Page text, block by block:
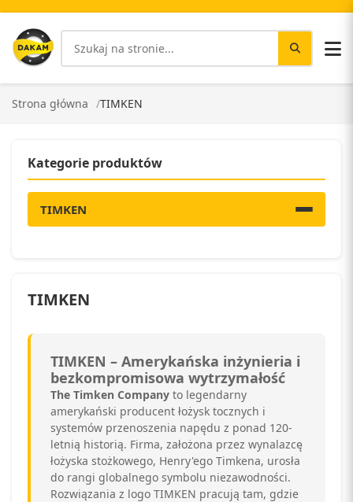
Strona główna TIMKEN
Kategorie produktów
TIMKEN
TIMKEN
TIMKEN – Amerykańska inżynieria i
bezkompromisowa wytrzymałość
The Timken Company to legendarny
amerykański producent łożysk tocznych i
systemów przenoszenia napędu z ponad 120-
letnią historią. Firma, założona przez wynalazcę
łożyska stożkowego, Henry'ego Timkena, urosła
do rangi globalnego symbolu niezawodności.
Rozwiązania z logo TIMKEN pracują tam, gdzie